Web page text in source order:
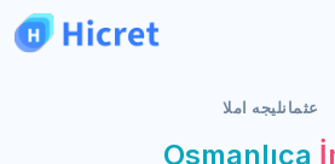
عثمانليجه املا
Osmanlıca